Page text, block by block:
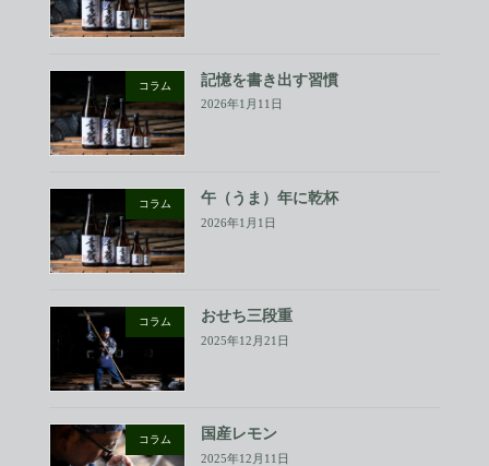
コラム 記憶を書き出す習慣
2026年1月11日
コラム 午（うま）年に乾杯
2026年1月1日
コラム おせち三段重
2025年12月21日
コラム 国産レモン
2025年12月11日